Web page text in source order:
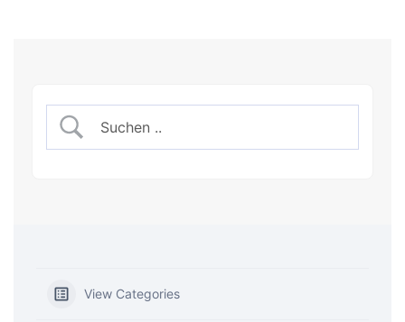
View Categories